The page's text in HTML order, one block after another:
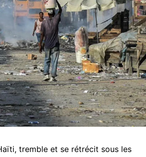
tremble et se rétrécit sous les